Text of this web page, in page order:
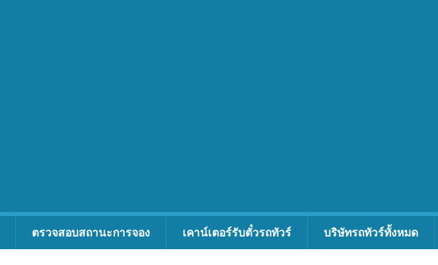
ตรวจสอบสถานะการจอง เคาน์เตอร์รับตั๋วรถทัวร์ บริษัทรถทัวร์ทั้งหมด